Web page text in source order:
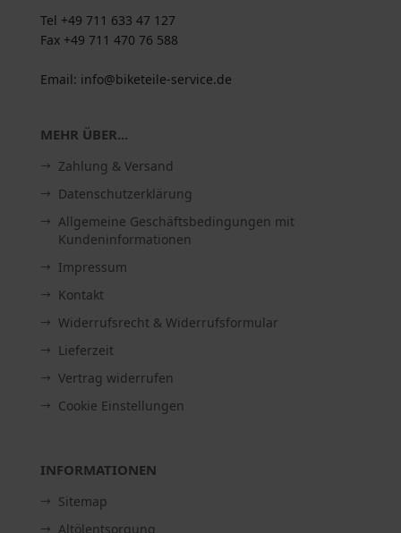
Tel +49 711 633 47 127
Fax +49 711 470 76 588
Email: info@biketeile-service.de
MEHR ÜBER...
Zahlung & Versand
Datenschutzerklärung
Allgemeine Geschäftsbedingungen mit
Kundeninformationen
Impressum
Kontakt
Widerrufsrecht & Widerrufsformular
Lieferzeit
Vertrag widerrufen
Cookie Einstellungen
INFORMATIONEN
Sitemap
Altölentsorgung